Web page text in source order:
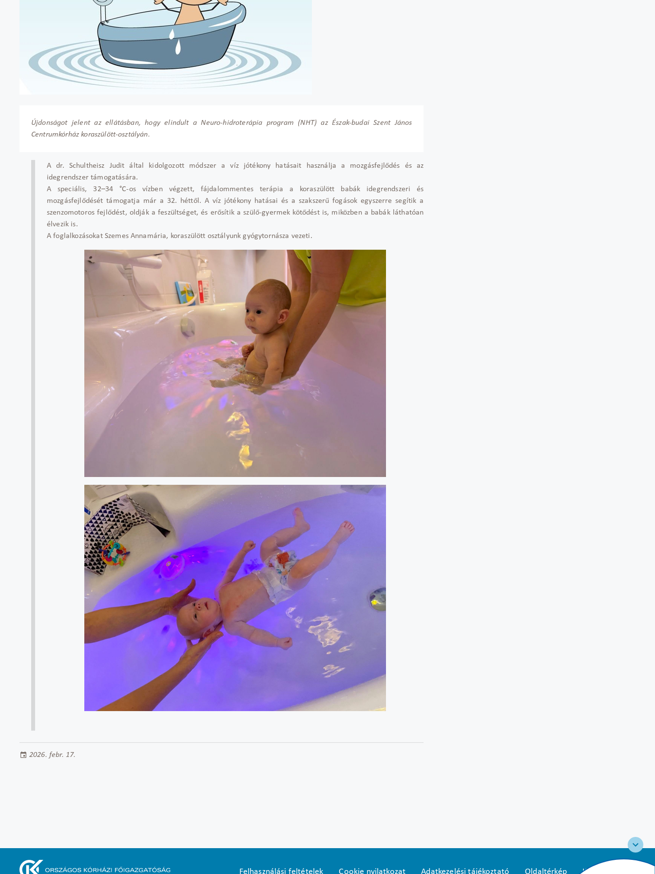
Újdonságot jelent az ellátásban, hogy elindult a Neuro-hidroterápia program (NHT) az Észak-budai Szent János
Centrumkórház koraszülött-osztályán.
A dr. Schultheisz Judit által kidolgozott módszer a víz jótékony hatásait használja a mozgásfejlődés és az
idegrendszer támogatására.
A speciális, 32–34 °C-os vízben végzett, fájdalommentes terápia a koraszülött babák idegrendszeri és
mozgásfejlődését támogatja már a 32. héttől. A víz jótékony hatásai és a szakszerű fogások egyszerre segítik a
szenzomotoros fejlődést, oldják a feszültséget, és erősítik a szülő-gyermek kötődést is, miközben a babák láthatóan
élvezik is.
A foglalkozásokat Szemes Annamária, koraszülött osztályunk gyógytornásza vezeti.
2026. febr. 17.
Felhasználási feltételek Cookie nyilatkozat Adatkezelési tájékoztató Oldaltérkép Közadatkereső